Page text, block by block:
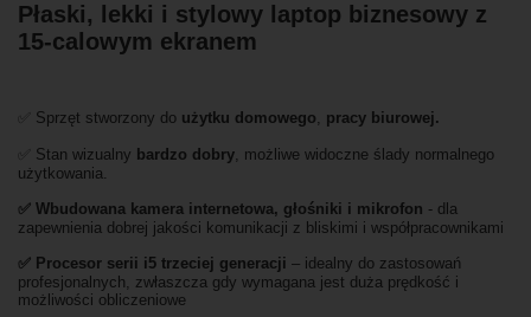
Płaski, lekki i stylowy laptop biznesowy z
15-calowym ekranem
✅ Sprzęt stworzony do użytku domowego, pracy biurowej.
✅ Stan wizualny bardzo dobry, możliwe widoczne ślady normalnego
użytkowania.
✅ Wbudowana kamera internetowa, głośniki i mikrofon - dla
zapewnienia dobrej jakości komunikacji z bliskimi i współpracownikami
✅ Procesor serii i5 trzeciej generacji – idealny do zastosowań
profesjonalnych, zwłaszcza gdy wymagana jest duża prędkość i
możliwości obliczeniowe